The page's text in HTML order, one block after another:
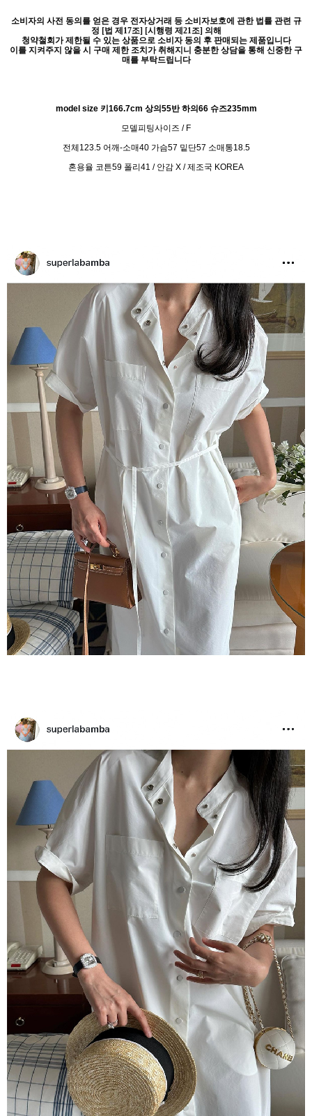
소비자의 사전 동의를 얻은 경우 전자상거래 등 소비자보호에 관한 법률 관련 규
정 [법 제17조] [시행령 제21조] 의해
청약철회가 제한될 수 있는 상품으로 소비자 동의 후 판매되는 제품입니다
이를 지켜주지 않을 시 구매 제한 조치가 취해지니 충분한 상담을 통해 신중한 구
매를 부탁드립니다
model size 키166.7cm 상의55반 하의66 슈즈235mm
모델피팅사이즈 / F
전체123.5 어깨-소매40 가슴57 밑단57 소매통18.5
혼용율 코튼59 폴리41 / 안감 X / 제조국 KOREA